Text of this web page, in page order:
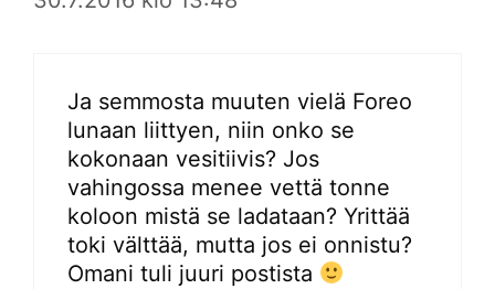
Ja semmosta muuten vielä Foreo
lunaan liittyen, niin onko se
kokonaan vesitiivis? Jos
vahingossa menee vettä tonne
koloon mistä se ladataan? Yrittää
toki välttää, mutta jos ei onnistu?
Omani tuli juuri postista